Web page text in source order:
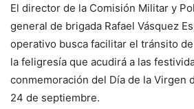
El director de la Comisión Militar y
general de brigada Rafael Vásquez
operativo busca facilitar el tránsito
la feligresía que acudirá a las
conmemoración del Día de la Virgen
24 de septiembre.